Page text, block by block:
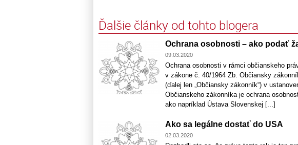
Ďalšie články od tohto blogera
Ochrana osobnosti – ako podať
09.03.2020
Ochrana osobnosti v rámci občianskeho
v zákone č. 40/1964 Zb. Občiansky
(ďalej len „Občiansky zákonník“) v
Občianskeho zákonníka je ochrana
ako napríklad Ústava Slovenskej [...]
Ako sa legálne dostať do USA
02.03.2020